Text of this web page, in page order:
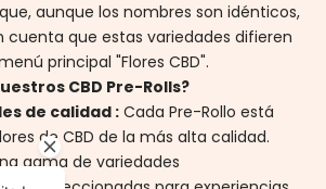
aunque los nombres son idénticos,
cuenta que estas variedades difieren
principal "Flores CBD".
CBD Pre-Rolls?
de calidad : Cada Pre-Rollo está
de CBD de la más alta calidad.
gama de variedades